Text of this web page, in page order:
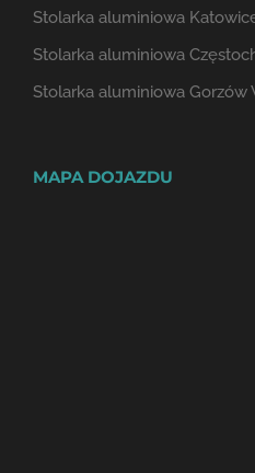
Stolarka aluminiowa
Stolarka aluminiowa
Stolarka aluminiowa Gorzów
MAPA DOJAZDU